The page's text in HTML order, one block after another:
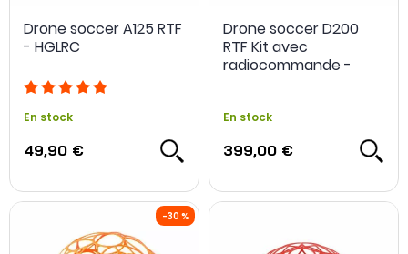
Drone soccer A125 RTF
- HGLRC
En stock
49,90 €
Drone soccer D200
RTF Kit avec
radiocommande -
En stock
399,00 €